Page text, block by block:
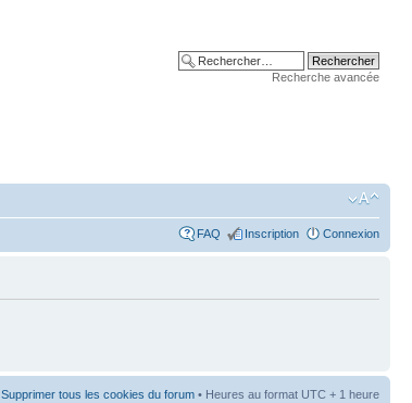
Recherche avancée
FAQ Inscription Connexion
Supprimer tous les cookies du forum • Heures au format UTC + 1 heure